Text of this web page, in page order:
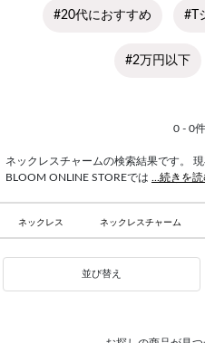
#20代におすすめ #T
#2万円以下
0 - 0
ネックレスチャームの検索結果です。
BLOOM ONLINE STOREでは ...続きを
ネックレス ネックレスチャーム
並び替え